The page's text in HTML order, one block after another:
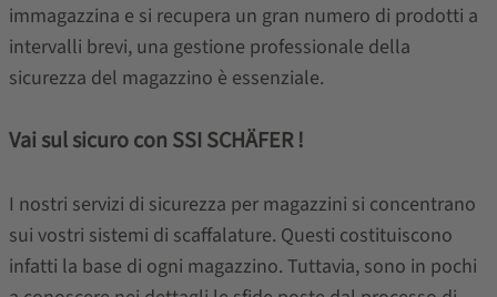
immagazzina e si recupera un gran numero di prodotti a
intervalli brevi, una gestione professionale della
sicurezza del magazzino è essenziale.
Vai sul sicuro con SSI SCHÄFER !
I nostri servizi di sicurezza per magazzini si concentrano
sui vostri sistemi di scaffalature. Questi costituiscono
infatti la base di ogni magazzino. Tuttavia, sono in pochi